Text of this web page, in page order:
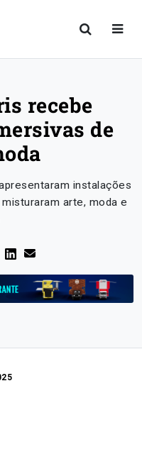
recebe
de
instalações
arte, moda e